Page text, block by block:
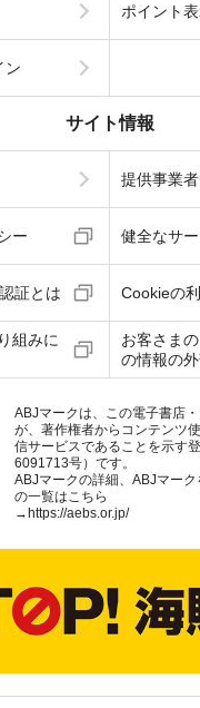
ポイント
ン
サイト情報
提供事業
ー 健全なサ
証とは Cookieの
組みに
お客さま
の情報の
ABJマークは、この電子書店
が、著作権者からコンテンツ
信サービスであることを示す
6091713号）です。
ABJマークの詳細、ABJマー
の一覧はこちら
→https://aebs.or.jp/